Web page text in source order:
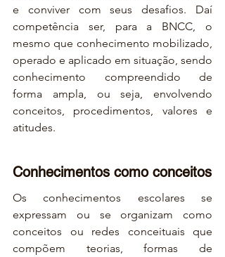
e conviver com seus desafios. Daí
competência ser, para a BNCC, o
mesmo que conhecimento mobilizado,
operado e aplicado em situação, sendo
conhecimento compreendido de
forma ampla, ou seja, envolvendo
conceitos, procedimentos, valores e
atitudes.
Conhecimentos como conceitos
Os conhecimentos escolares se
expressam ou se organizam como
conceitos ou redes conceituais que
compõem teorias, formas de